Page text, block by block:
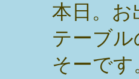
本日。お
テーブ
そーで